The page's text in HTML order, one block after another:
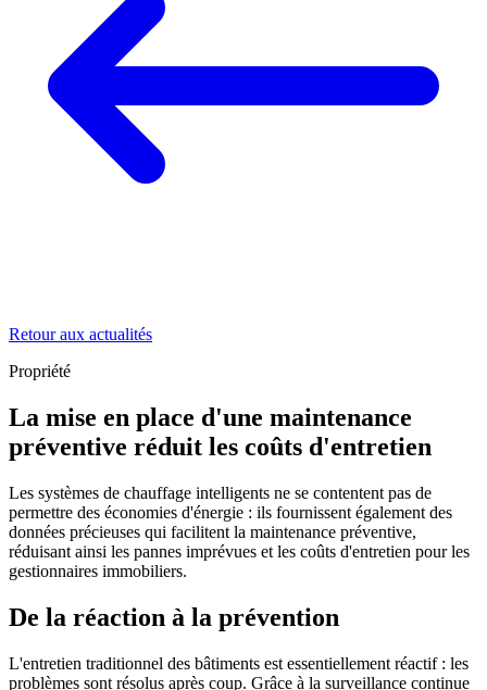
Retour aux actualités
Propriété
La mise en place d'une maintenance
préventive réduit les coûts d'entretien
Les systèmes de chauffage intelligents ne se contentent pas de
permettre des économies d'énergie : ils fournissent également des
données précieuses qui facilitent la maintenance préventive,
réduisant ainsi les pannes imprévues et les coûts d'entretien pour les
gestionnaires immobiliers.
De la réaction à la prévention
L'entretien traditionnel des bâtiments est essentiellement réactif : les
problèmes sont résolus après coup. Grâce à la surveillance continue